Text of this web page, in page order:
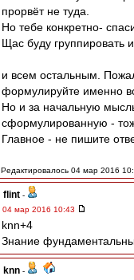
прорвёт не туда.
Но тебе конкретно-
Щас буду группировать
и всем остальным.
формулируйте именно
Но и за начальную
сформулированную -
Главное - не пишите
Редактировалось 04 мар 2016
flint -
04 мар 2016 10:43
knn+4
Знание
knn -